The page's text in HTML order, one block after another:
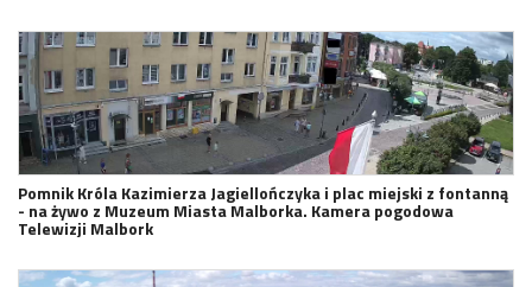
Pomnik Króla Kazimierza Jagiellończyka i plac miejski z fontanną
- na żywo z Muzeum Miasta Malborka. Kamera pogodowa
Telewizji Malbork